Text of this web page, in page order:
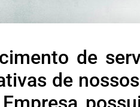
de
de